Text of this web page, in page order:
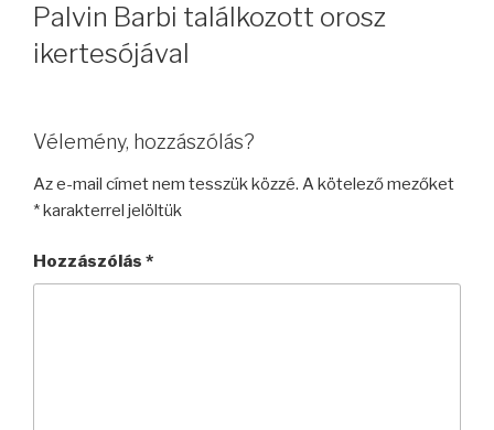
Palvin Barbi találkozott orosz
ikertesójával
Vélemény, hozzászólás?
Az e-mail címet nem tesszük közzé. A kötelező mezőket
*karakterrel jelöltük
Hozzászólás *